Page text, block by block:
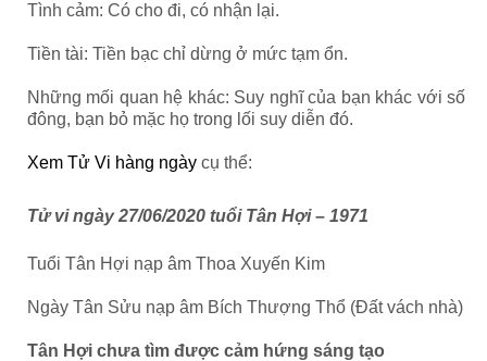
Tình cảm: Có cho đi, có nhận lại.
Tiền tài: Tiền bạc chỉ dừng ở mức tạm ổn.
Những mối quan hệ khác: Suy nghĩ của bạn khác với số
đông, bạn bỏ mặc họ trong lối suy diễn đó.
Xem Tử Vi hàng ngày cụ thể:
Tử vi ngày 27/06/2020 tuổi Tân Hợi – 1971
Tuổi Tân Hợi nạp âm Thoa Xuyến Kim
Ngày Tân Sửu nạp âm Bích Thượng Thổ (Đất vách nhà)
Tân Hợi chưa tìm được cảm hứng sáng tạo